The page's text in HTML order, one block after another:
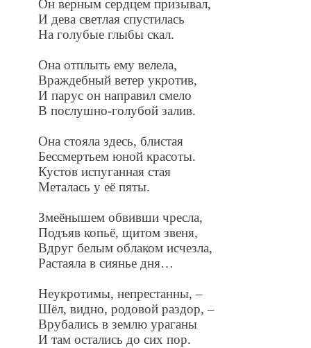
Он верным сердцем призывал,
И дева светлая спустилась
На голубые глыбы скал.
Она отплыть ему велела,
Враждебный ветер укротив,
И парус он направил смело
В послушно-голубой залив.
Она стояла здесь, блистая
Бессмертьем юной красоты.
Кустов испуганная стая
Металась у её пяты.
Змеёнышем обвивши чресла,
Подъяв копьё, щитом звеня,
Вдруг белым облаком исчезла,
Растаяла в сиянье дня…
Неукротимы, непрестанны, –
Шёл, видно, родовой раздор, –
Врубались в землю ураганы
И там остались до сих пор.